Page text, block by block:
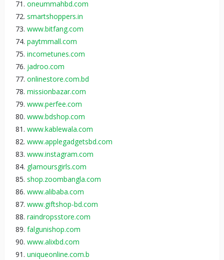
oneummahbd.com
smartshoppers.in
www.bitfang.com
paytmmall.com
incometunes.com
jadroo.com
onlinestore.com.bd
missionbazar.com
www.perfee.com
www.bdshop.com
www.kablewala.com
www.applegadgetsbd.com
www.instagram.com
glamoursgirls.com
shop.zoombangla.com
www.alibaba.com
www.giftshop-bd.com
raindropsstore.com
falgunishop.com
www.alixbd.com
uniqueonline.com.b